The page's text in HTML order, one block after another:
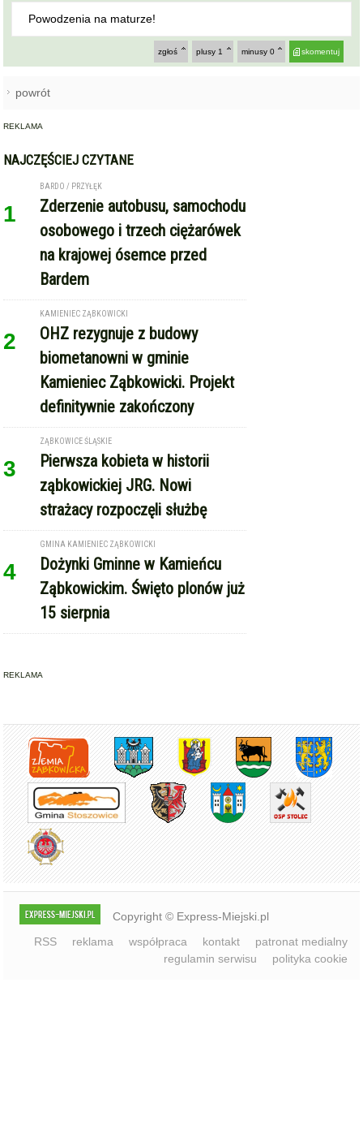
Powodzenia na maturze!
skomentuj
minusy 0
plusy 1
zgłoś
powrót
REKLAMA
NAJCZĘŚCIEJ CZYTANE
1
BARDO / PRZYŁĘK
Zderzenie autobusu, samochodu
osobowego i trzech ciężarówek
na krajowej ósemce przed
Bardem
2
KAMIENIEC ZĄBKOWICKI
OHZ rezygnuje z budowy
biometanowni w gminie
Kamieniec Ząbkowicki. Projekt
definitywnie zakończony
3
ZĄBKOWICE ŚLĄSKIE
Pierwsza kobieta w historii
ząbkowickiej JRG. Nowi
strażacy rozpoczęli służbę
4
GMINA KAMIENIEC ZĄBKOWICKI
Dożynki Gminne w Kamieńcu
Ząbkowickim. Święto plonów już
15 sierpnia
REKLAMA
Copyright © Express-Miejski.pl
RSS
reklama współpraca kontakt
patronat medialny
regulamin serwisu
polityka cookie